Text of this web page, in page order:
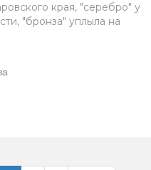
края, "серебро" у
"бронза" уплыла на